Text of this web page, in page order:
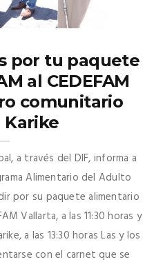
por tu paquete
al CEDEFAM
comunitario
Karike
a través del DIF, informa a
Alimentario del Adulto
por su paquete alimentario
Vallarta, a las 11:30 horas y
a las 13:30 horas Las y los
con el carnet que se